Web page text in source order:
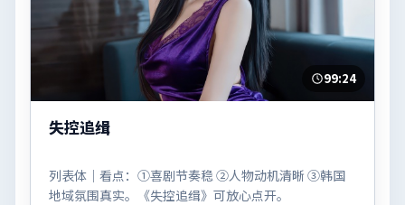
99:24
失控追缉
列表体｜看点：①喜剧节奏稳 ②人物动机清晰 ③韩国
地域氛围真实。《失控追缉》可放心点开。